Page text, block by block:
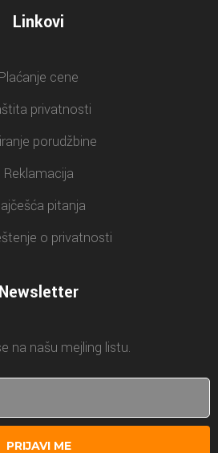
Linkovi
Plaćanje cene
privatnosti
porudžbine
Reklamacija
pitanja
o privatnosti
Newsletter
na našu mejling listu.
PRIJAVI ME